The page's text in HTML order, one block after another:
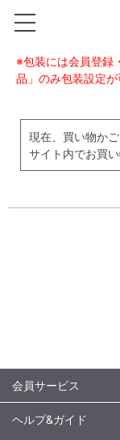
※包装には会員登録
品」のみ包装設定が
現在、買い物か
サイト内でお買
会員サービス
ヘルプ&ガイド